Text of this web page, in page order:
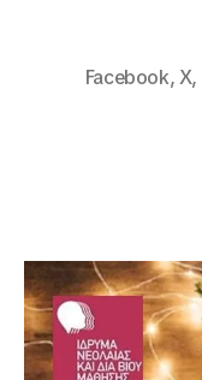
Facebook,X,